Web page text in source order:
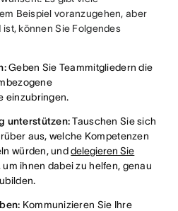
Beispiel voranzugehen, aber
können Sie Folgendes
Geben Sie Teammitgliedern die
einzubringen.
unterstützen:Tauschen Sie sich
aus, welche Kompetenzen
würden, unddelegieren Sie
, um ihnen dabei zu helfen, genau
Kommunizieren Sie Ihre